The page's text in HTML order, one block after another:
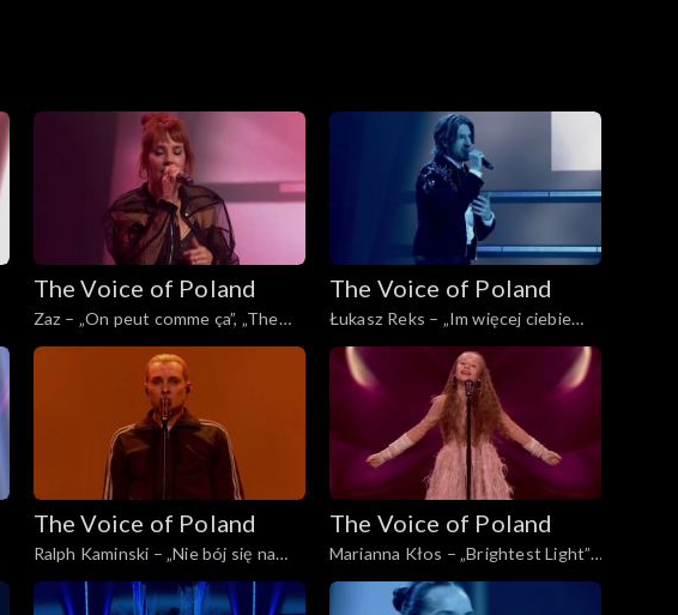
The Voice of Poland
Zaz – „On peut comme ça”, „The
Voice of Poland”, Finał, 29
listopada 2025
The Voice of Poland
Łukasz Reks – „Im więcej ciebie
tym mniej”, „The Voice of Poland”,
Finał, 29 listopada 2025
The Voice of Poland
Ralph Kaminski – „Nie bój się na
zapas!'”, „The Voice of Poland”,
Finał, 29 listopada 2025
The Voice of Poland
Marianna Kłos – „Brightest Light”,
„The Voice of Poland”, Finał, 29
listopada 2025